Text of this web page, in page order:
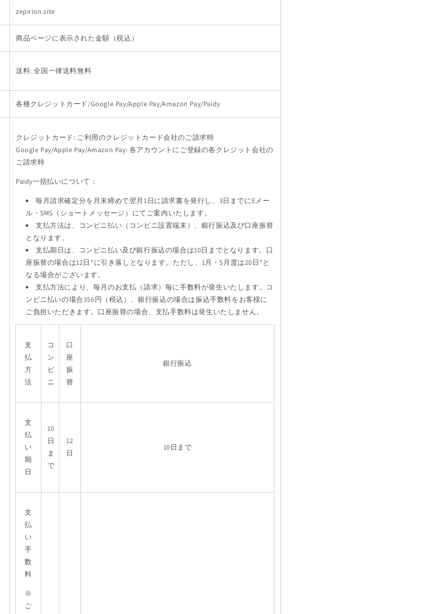
zepirion.site
商品ページに表示された金額（税込）
送料: 全国一律送料無料
各種クレジットカード/Google Pay/Apple Pay/Amazon Pay/Paidy
クレジットカード: ご利用のクレジットカード会社のご請求時
Google Pay/Apple Pay/Amazon Pay: 各アカウントにご登録の各クレジット会社の
ご請求時
Paidy一括払いについて：
毎月請求確定分を月末締めで翌月1日に請求書を発行し、3日までにEメー
ル・SMS（ショートメッセージ）にてご案内いたします。
支払方法は、コンビニ払い（コンビニ設置端末）、銀行振込及び口座振替
となります。
支払期日は、コンビニ払い及び銀行振込の場合は10日までとなります。口
座振替の場合は12日*に引き落しとなります。ただし、1月・5月度は20日*と
なる場合がございます。
支払方法により、毎月のお支払（請求）毎に手数料が発生いたします。コ
ンビニ払いの場合356円（税込）、銀行振込の場合は振込手数料をお客様に
ご負担いただきます。口座振替の場合、支払手数料は発生いたしません。
支
払
方
法
コ
ン
ビ
ニ
口
座
振
替
銀行振込
支
払
い
期
日
10
日
ま
で
12
日
10日まで
支
払
い
手
数
料
※
ご